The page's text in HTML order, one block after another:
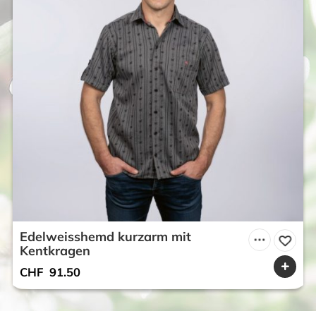
Edelweisshemd kurzarm mit
Kentkragen
CHF 91.50